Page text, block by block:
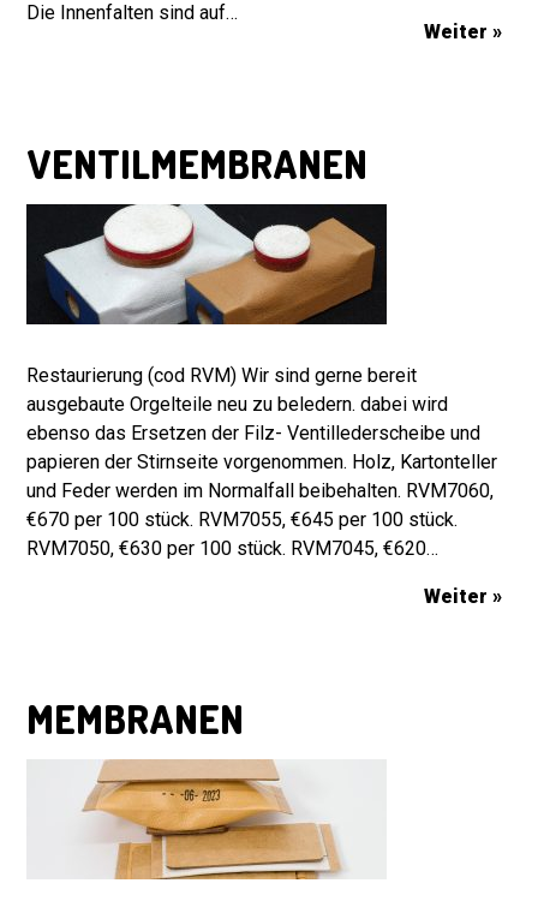
Die Innenfalten sind auf…
Weiter »
VENTILMEMBRANEN
Restaurierung (cod RVM) Wir sind gerne bereit
ausgebaute Orgelteile neu zu beledern. dabei wird
ebenso das Ersetzen der Filz- Ventillederscheibe und
papieren der Stirnseite vorgenommen. Holz, Kartonteller
und Feder werden im Normalfall beibehalten. RVM7060,
€670 per 100 stück. RVM7055, €645 per 100 stück.
RVM7050, €630 per 100 stück. RVM7045, €620…
Weiter »
MEMBRANEN